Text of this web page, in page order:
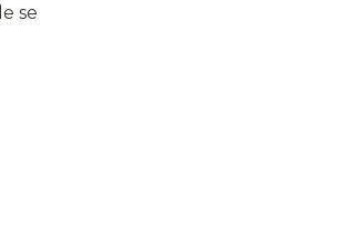
se